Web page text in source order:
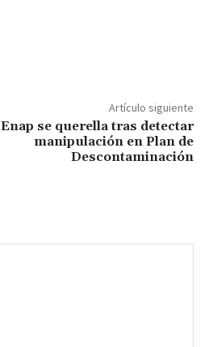
Artículo siguiente
Enap se querella tras detectar
manipulación en Plan de
Descontaminación